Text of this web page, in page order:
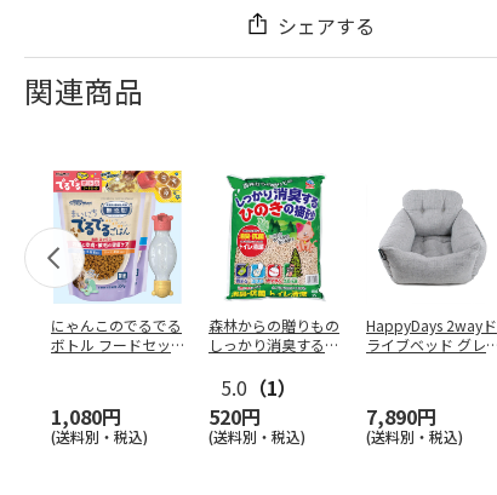
シェアする
関連商品
にゃんこのでるでる
ボトル フードセッ
1,080円
(送料別・税込)
森林からの贈りもの
しっかり消臭するひ
5.0 （1）
520円
(送料別・税込)
HappyDays 2wayド
ライブベッド グレ
7,890円
(送料別・税込)